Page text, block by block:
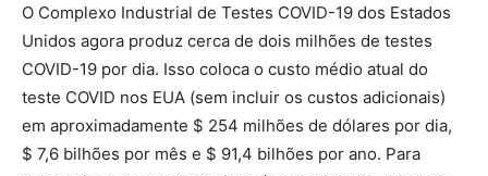
O Complexo Industrial de Testes COVID-19 dos Estados
Unidos agora produz cerca de dois milhões de testes
COVID-19 por dia. Isso coloca o custo médio atual do
teste COVID nos EUA (sem incluir os custos adicionais)
em aproximadamente $ 254 milhões de dólares por dia,
$ 7,6 bilhões por mês e $ 91,4 bilhões por ano. Para